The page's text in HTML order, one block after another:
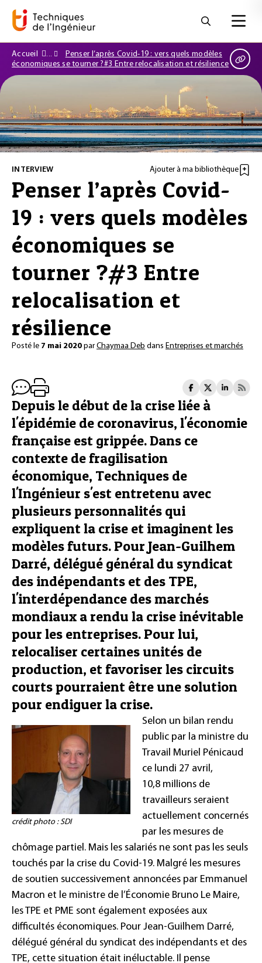
Accueil
Penser l’après Covid-19 : vers quels modèles
économiques se tourner ?#3 Entre relocalisation et résilience
INTERVIEW Ajouter à ma bibliothèque
Penser l’après Covid-
19 : vers quels modèles
économiques se
tourner ?#3 Entre
relocalisation et
résilience
Posté le 7 mai 2020 parChaymaa Deb dans Entreprises et marchés
Depuis le début de la crise liée à
l'épidémie de coronavirus, l'économie
française est grippée. Dans ce
contexte de fragilisation
économique, Techniques de
l'Ingénieur s'est entretenu avec
plusieurs personnalités qui
expliquent la crise et imaginent les
modèles futurs. Pour Jean-Guilhem
Darré, délégué général du syndicat
des indépendants et des TPE,
l'interdépendance des marchés
mondiaux a rendu la crise inévitable
pour les entreprises. Pour lui,
relocaliser certaines unités de
production, et favoriser les circuits
courts pourraient être une solution
pour endiguer la crise.
crédit photo : SDI
Selon un bilan rendu
public par la ministre du
Travail Muriel Pénicaud
ce lundi 27 avril,
10,8 millions de
travailleurs seraient
actuellement concernés
par les mesures de
chômage partiel. Mais les salariés ne sont pas les seuls
touchés par la crise du Covid-19. Malgré les mesures
de soutien successivement annoncées par Emmanuel
Macron et le ministre de l’Économie Bruno Le Maire,
les TPE et PME sont également exposées aux
difficultés économiques. Pour Jean-Guilhem Darré,
délégué général du syndicat des indépendants et des
TPE, cette situation était inéluctable. Il pense